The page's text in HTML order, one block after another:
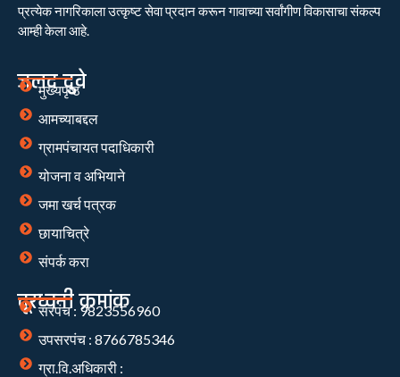
प्रत्येक नागरिकाला उत्कृष्ट सेवा प्रदान करून गावाच्या सर्वांगीण विकासाचा संकल्प
आम्ही केला आहे.
जलद दुवे
मुख्यपृष्ठ
आमच्याबद्दल
ग्रामपंचायत पदाधिकारी
योजना व अभियाने
जमा खर्च पत्रक
छायाचित्रे
संपर्क करा
दूरध्वनी क्रमांक
सरपंच : 9823556960
उपसरपंच : 8766785346
ग्रा.वि.अधिकारी :